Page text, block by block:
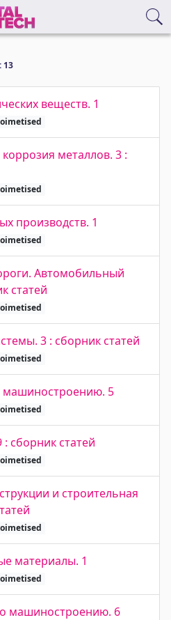
13
веществ. 1
металлов. 3 :
производств. 1
Автомобильный
статей
3 : сборник статей
машиностроению. 5
: сборник статей
и строительная
материалы. 1
машиностроению. 6